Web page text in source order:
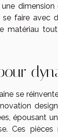
faire avec
matériau
se
épousant
Ces pièces